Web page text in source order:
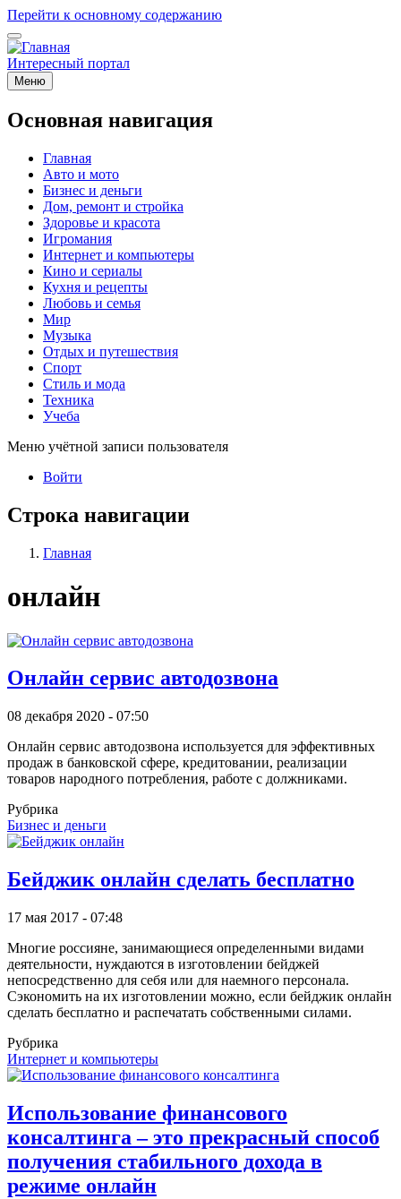
Перейти к основному содержанию
Интересный портал
Меню
Основная навигация
Главная
Авто и мото
Бизнес и деньги
Дом, ремонт и стройка
Здоровье и красота
Игромания
Интернет и компьютеры
Кино и сериалы
Кухня и рецепты
Любовь и семья
Мир
Музыка
Отдых и путешествия
Спорт
Стиль и мода
Техника
Учеба
Меню учётной записи пользователя
Войти
Строка навигации
Главная
онлайн
Онлайн сервис автодозвона
08 декабря 2020 - 07:50
Онлайн сервис автодозвона используется для эффективных
продаж в банковской сфере, кредитовании, реализации
товаров народного потребления, работе с должниками.
Рубрика
Бизнес и деньги
Бейджик онлайн сделать бесплатно
17 мая 2017 - 07:48
Многие россияне, занимающиеся определенными видами
деятельности, нуждаются в изготовлении бейджей
непосредственно для себя или для наемного персонала.
Сэкономить на их изготовлении можно, если бейджик онлайн
сделать бесплатно и распечатать собственными силами.
Рубрика
Интернет и компьютеры
Использование финансового
консалтинга – это прекрасный способ
получения стабильного дохода в
режиме онлайн